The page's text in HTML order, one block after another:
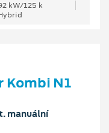
kW/125 k
Kombi N1
manuální